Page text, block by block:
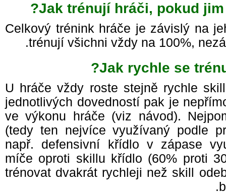
Jak trénují hráči, pokud
Celkový trénink hráče je závislý na
trénují všichni vždy na 100%,
Jak rychle se
U hráče vždy roste stejně rychle
jednotlivých dovedností pak je
ve výkonu hráče (viz návod).
(tedy ten nejvíce využívaný podle
např. defensivní křídlo v zápase
míče oproti skillu křídlo (60% proti
trénovat dvakrát rychleji než skill